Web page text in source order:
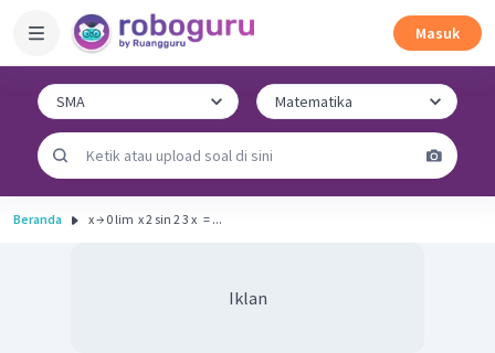
Masuk
Beranda x → 0 lim ​ x 2 sin 2 3 x ​ ​ = ...
Iklan